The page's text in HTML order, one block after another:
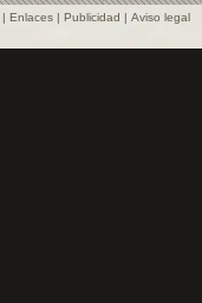
| Enlaces | Publicidad | Aviso legal